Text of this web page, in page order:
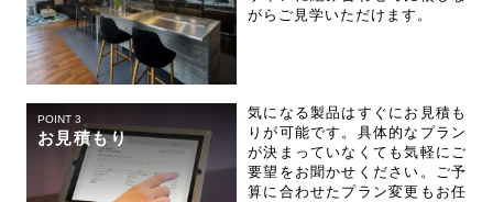
がらご見学いただけます。
POINT 3
お見積もり
気になる製品はすぐにお見積も
りが可能です。具体的なプラン
が決まっていなくても気軽にご
要望をお聞かせください。ご予
算に合わせたプラン変更もお任